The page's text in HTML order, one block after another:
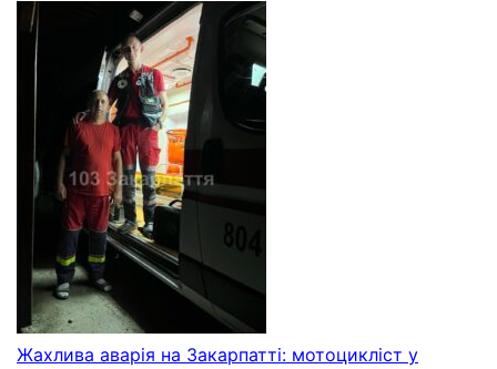
Жахлива аварія на Закарпатті: мотоцикліст у